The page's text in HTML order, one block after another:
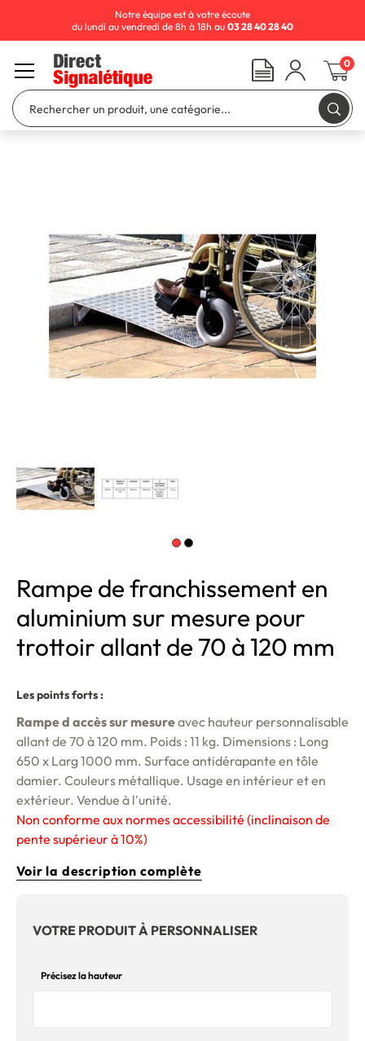
Rampe de franchissement en
aluminium sur mesure pour
trottoir allant de 70 à 120 mm
Les points forts :
Rampe d accès sur mesureavec hauteur personnalisable
allant de 70 à 120 mm. Poids : 11 kg. Dimensions : Long
650 x Larg 1000 mm. Surface antidérapante en tôle
damier. Couleurs métallique. Usage en intérieur et en
extérieur. Vendue à l'unité.
Non conforme aux normes accessibilité (inclinaison de
pente supérieur à 10%)
Voir la description complète
VOTRE PRODUIT À PERSONNALISER
Précisez la hauteur
Notre équipe est à votre écoute
du lundi au vendredi de 8h à 18h au 03 28 40 28 40
0